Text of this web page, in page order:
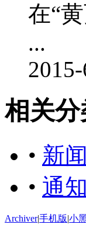
在“
...
相关分
• 新
• 通知
Archiver|手机版|小